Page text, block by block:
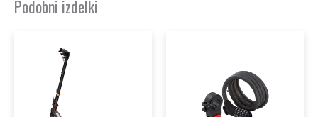
Podobni izdelki